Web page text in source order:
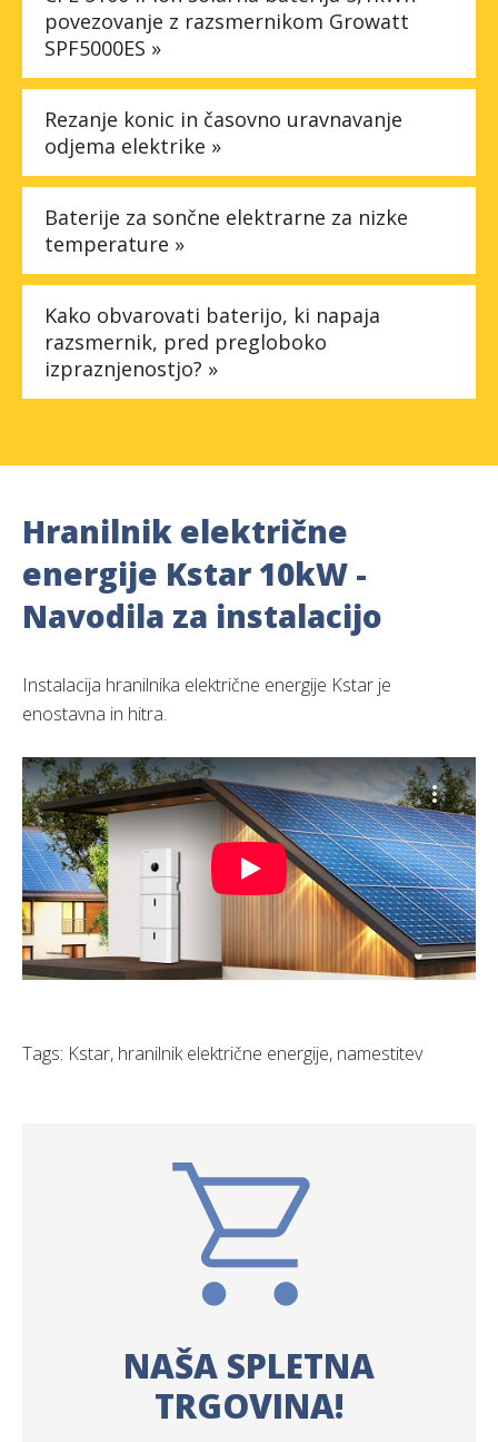
povezovanje z razsmernikom Growatt
SPF5000ES »
Rezanje konic in časovno uravnavanje
odjema elektrike »
Baterije za sončne elektrarne za nizke
temperature »
Kako obvarovati baterijo, ki napaja
razsmernik, pred pregloboko
izpraznjenostjo? »
Hranilnik električne
energije Kstar 10kW -
Navodila za instalacijo
Instalacija hranilnika električne energije Kstar je
enostavna in hitra.
Tags: Kstar, hranilnik električne energije, namestitev
NAŠA SPLETNA
TRGOVINA!